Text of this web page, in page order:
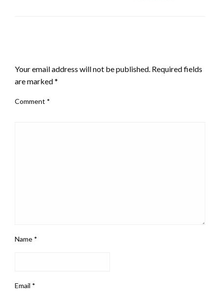
Your email address will not be published. Required fields
are marked*
Comment *
Name *
Email *